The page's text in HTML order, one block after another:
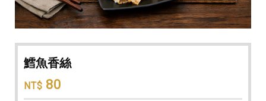
鱈魚香絲
NT$ 80